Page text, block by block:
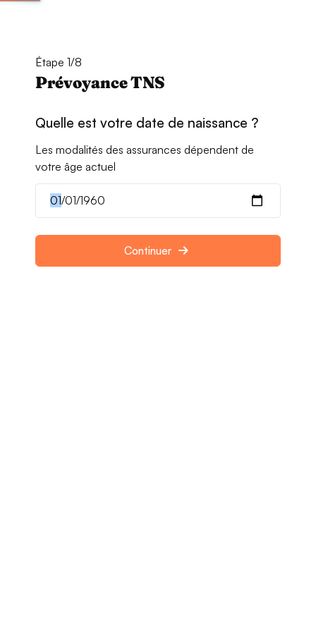
Étape 1/8
Prévoyance TNS
Quelle est votre date de naissance ?
Les modalités des assurances dépendent de
votre âge actuel
Continuer